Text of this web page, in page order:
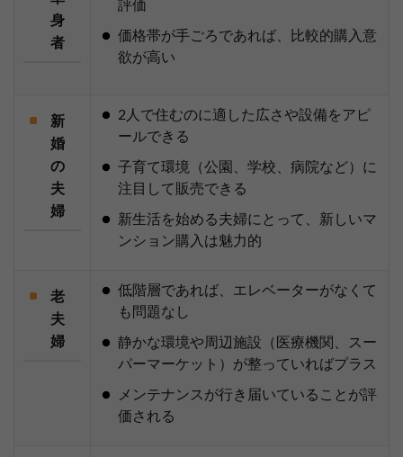
身
者
評価
価格帯が手ごろであれば、比較的購入意
欲が高い
新
婚
の
夫
婦
2人で住むのに適した広さや設備をアピ
ールできる
子育て環境（公園、学校、病院など）に
注目して販売できる
新生活を始める夫婦にとって、新しいマ
ンション購入は魅力的
老
夫
婦
低階層であれば、エレベーターがなくて
も問題なし
静かな環境や周辺施設（医療機関、スー
パーマーケット）が整っていればプラス
メンテナンスが行き届いていることが評
価される